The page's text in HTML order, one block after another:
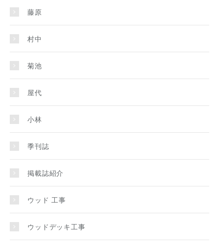
藤原
村中
菊池
屋代
小林
季刊誌
掲載誌紹介
ウッド 工事
ウッドデッキ工事